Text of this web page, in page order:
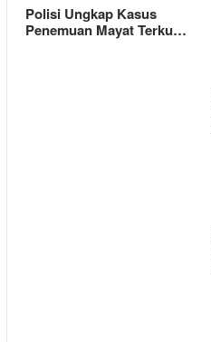
Polisi Ungkap Kasus
Penemuan Mayat Terku…